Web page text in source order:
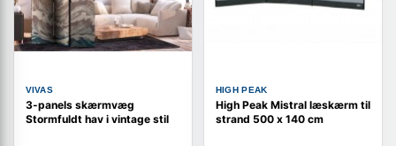
VIVAS
3-panels skærmvæg
Stormfuldt hav i vintage stil
HIGH PEAK
High Peak Mistral læskærm til
strand 500 x 140 cm